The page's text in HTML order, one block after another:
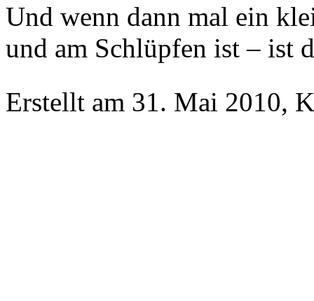
Und wenn dann mal ein
und am Schlüpfen ist – ist
Erstellt am 31. Mai 2010,